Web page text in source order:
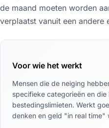
de maand moeten worden
verplaatst vanuit een andere
Voor wie het werkt
Mensen die de neiging
specifieke categorieën en
bestedingslimieten. Werkt
denken en geld "in real time"